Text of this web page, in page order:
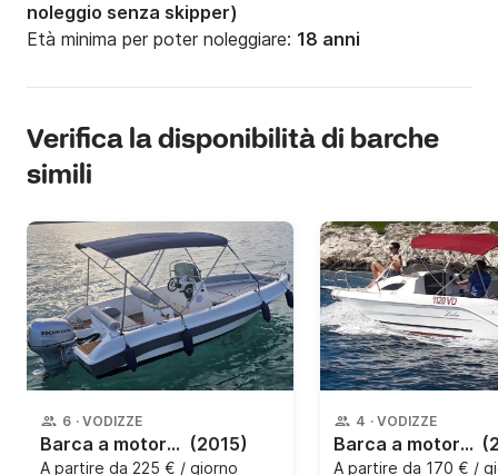
noleggio senza skipper)
Età minima per poter noleggiare: 18 anni
Verifica la disponibilità di barche
simili
6 · VODIZZE
Barca a motore Blueline Sea Gost 550 Open 100CV (2015)
A partire da 225 € / giorno
4 · VODIZZE
Barca a motore Luka M-Sport 525 60CV
A partire da 170 € /